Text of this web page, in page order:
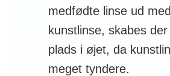
medfødte linse ud
kunstlinse, skabes
plads i øjet, da
meget tyndere.